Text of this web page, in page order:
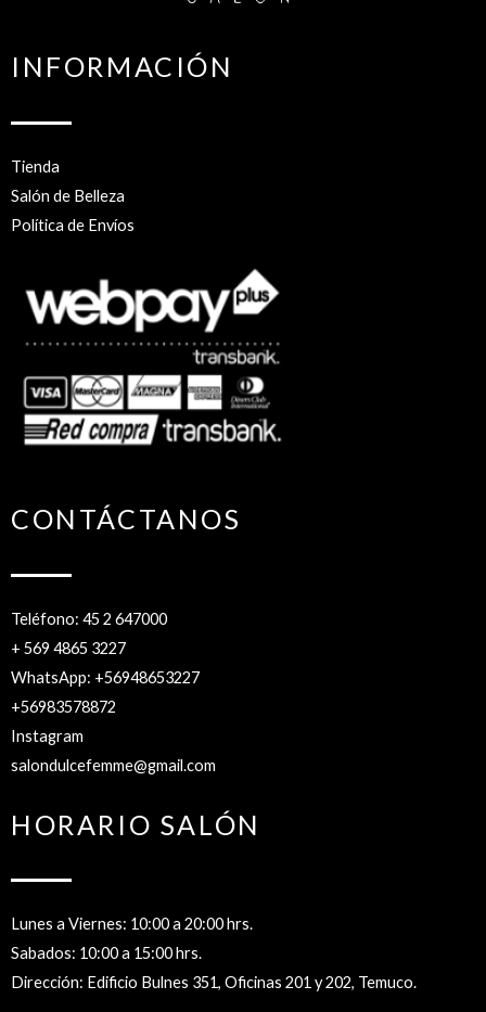
INFORMACIÓN
Tienda
Salón de Belleza
Política de Envíos
CONTÁCTANOS
Teléfono: 45 2 647000
+ 569 4865 3227
WhatsApp: +56948653227
+56983578872
Instagram
salondulcefemme@gmail.com
HORARIO SALÓN
Lunes a Viernes: 10:00 a 20:00 hrs.
Sabados: 10:00 a 15:00 hrs.
Dirección: Edificio Bulnes 351, Oficinas 201 y 202, Temuco.